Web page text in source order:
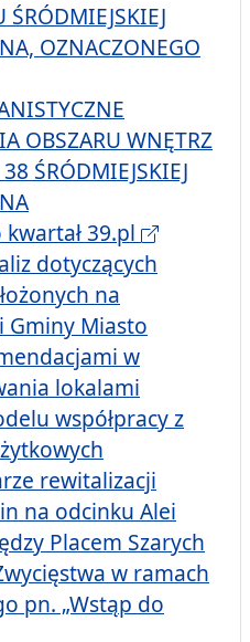
ŚRÓDMIEJSKIEJ
OZNACZONEGO
OBSZARU WNĘTRZ
ŚRÓDMIEJSKIEJ
39.pl
dotyczących
na
Gminy Miasto
w
lokalami
współpracy z
rewitalizacji
na odcinku Alei
Placem Szarych
w ramach
pn. „Wstąp do